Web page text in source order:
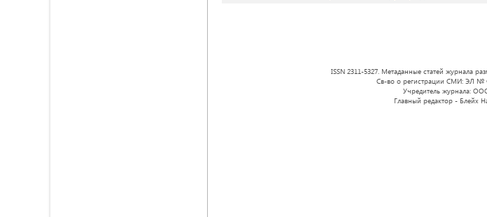
ISSN 2311-5327. Метаданные статей журнала
Св-во о регистрации СМИ: ЭЛ №
Учредитель журнала:
Главный редактор - Блейх